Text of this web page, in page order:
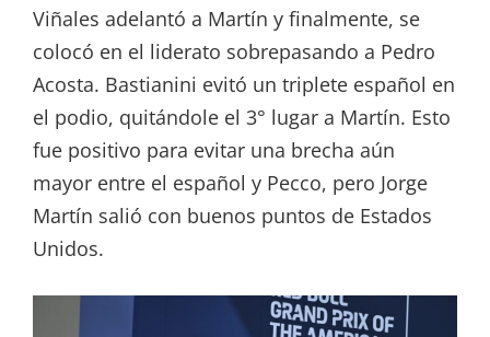
Viñales adelantó a Martín y finalmente, se
colocó en el liderato sobrepasando a Pedro
Acosta. Bastianini evitó un triplete español en
el podio, quitándole el 3° lugar a Martín. Esto
fue positivo para evitar una brecha aún
mayor entre el español y Pecco, pero Jorge
Martín salió con buenos puntos de Estados
Unidos.